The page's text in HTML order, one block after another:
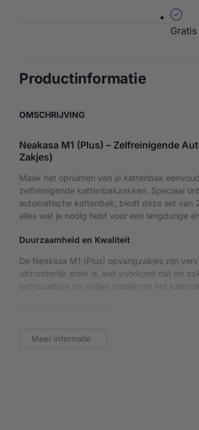
Productinformatieover
OMSCHRIJVING
Neakasa M1 (Plus) – Zelfreinigende
Zakjes)
Maak het opruimen van je kattenbak
zelfreinigende kattenbakzakken. Speciaal
automatische kattenbak, biedt deze set van
alles wat je nodig hebt voor een langdurige
Duurzaamheid en Kwaliteit
De Neakasa M1 (Plus) opvangzakjes zijn
uitzonderlijk sterk is, wat voorkomt dat de
betrouwbare en veilige manier om het
afsluiten. De trekband voorkomt dat
Meer informatie